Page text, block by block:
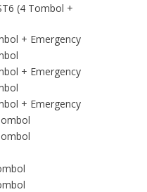
(4 Tombol +
+ Emergency
+ Emergency
+ Emergency